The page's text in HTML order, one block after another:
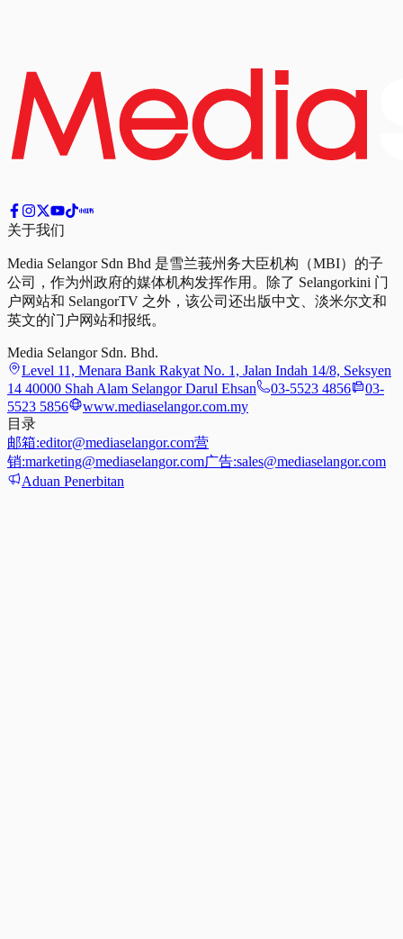
关于我们
Media Selangor Sdn Bhd 是雪兰莪州务大臣机构（MBI）的子
公司，作为州政府的媒体机构发挥作用。除了 Selangorkini 门
户网站和 SelangorTV 之外，该公司还出版中文、淡米尔文和
英文的门户网站和报纸。
Media Selangor Sdn. Bhd.
Level 11, Menara Bank Rakyat No. 1, Jalan Indah 14/8, Seksyen
14 40000 Shah Alam Selangor Darul Ehsan
03-5523 4856
03-
5523 5856
www.mediaselangor.com.my
目录
邮箱:editor@mediaselangor.com营
销:marketing@mediaselangor.com广告:sales@mediaselangor.com
Aduan Penerbitan